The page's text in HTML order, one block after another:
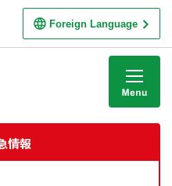
Foreign Language
情報